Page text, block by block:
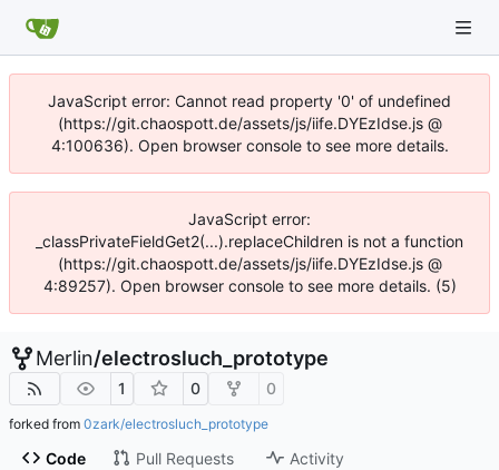
JavaScript error: Cannot read property '0' of undefined
(https://git.chaospott.de/assets/js/iife.DYEzIdse.js @
4:100636). Open browser console to see more details.
JavaScript error:
_classPrivateFieldGet2(...).replaceChildren is not a function
(https://git.chaospott.de/assets/js/iife.DYEzIdse.js @
4:89257). Open browser console to see more details. (5)
Merlin/electrosluch_prototype
1 0 0
forked from 0zark/electrosluch_prototype
Code Pull Requests Activity